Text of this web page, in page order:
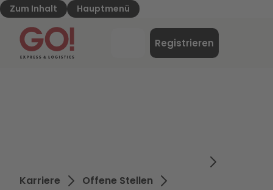
Zum Inhalt Hauptmenü
GO! Express & Logistics - Zur Starteite
Registrieren
Karriere
Offene Stellen